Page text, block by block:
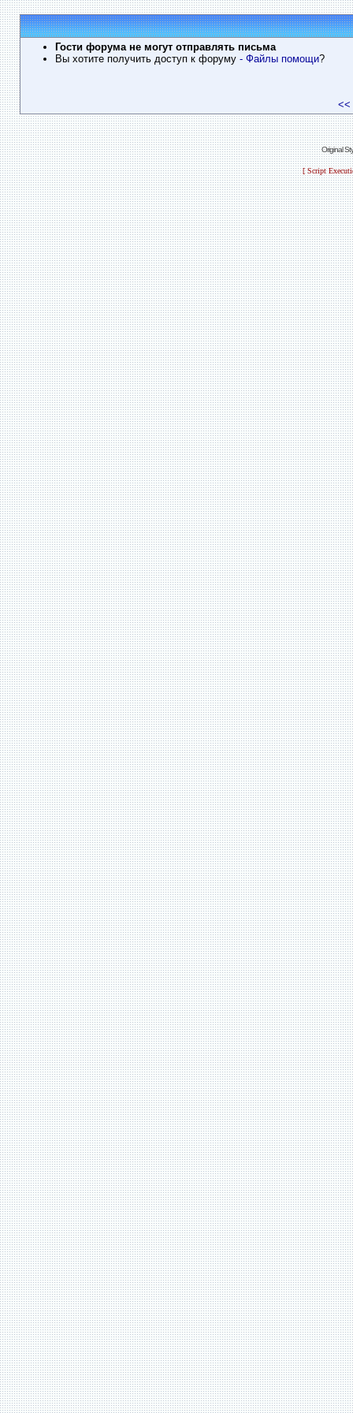
Гости форума не могут отправлять письма
Вы хотите получить доступ к форуму - Файлы помощи?
<<
Original
[ Script